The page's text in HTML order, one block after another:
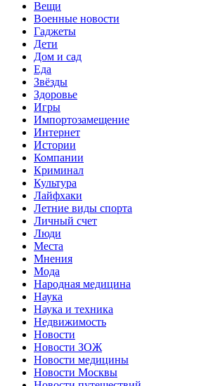
Вещи
Военные новости
Гаджеты
Дети
Дом и сад
Еда
Звёзды
Здоровье
Игры
Импортозамещение
Интернет
Истории
Компании
Криминал
Культура
Лайфхаки
Летние виды спорта
Личный счет
Люди
Места
Мнения
Мода
Народная медицина
Наука
Наука и техника
Недвижимость
Новости
Новости ЗОЖ
Новости медицины
Новости Москвы